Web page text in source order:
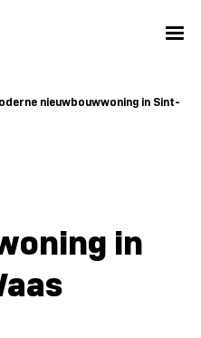
nieuwbouwwoning in Sint-
in